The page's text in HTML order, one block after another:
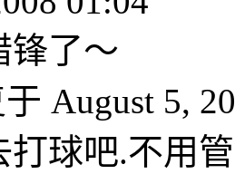
锋了～
August 5,
打球吧.不用